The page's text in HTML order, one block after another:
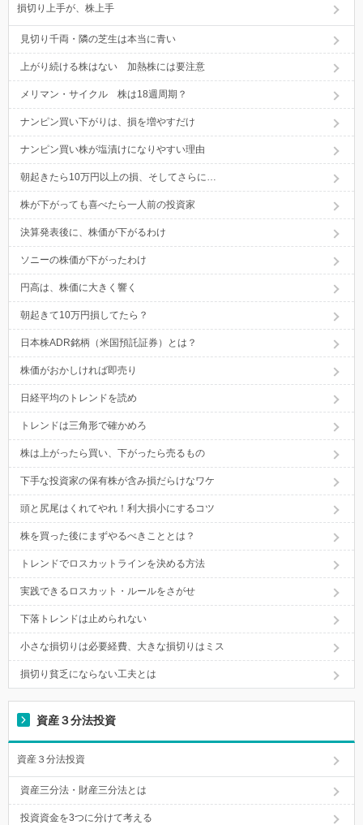
損切り上手が、株上手
見切り千両・隣の芝生は本当に青い
上がり続ける株はない 加熱株には要注意
メリマン・サイクル 株は18週周期？
ナンピン買い下がりは、損を増やすだけ
ナンピン買い株が塩漬けになりやすい理由
朝起きたら10万円以上の損、そしてさらに…
株が下がっても喜べたら一人前の投資家
決算発表後に、株価が下がるわけ
ソニーの株価が下がったわけ
円高は、株価に大きく響く
朝起きて10万円損してたら？
日本株ADR銘柄（米国預託証券）とは？
株価がおかしければ即売り
日経平均のトレンドを読め
トレンドは三角形で確かめろ
株は上がったら買い、下がったら売るもの
下手な投資家の保有株が含み損だらけなワケ
頭と尻尾はくれてやれ！利大損小にするコツ
株を買った後にまずやるべきこととは？
トレンドでロスカットラインを決める方法
実践できるロスカット・ルールをさがせ
下落トレンドは止められない
小さな損切りは必要経費、大きな損切りはミス
損切り貧乏にならない工夫とは
資産３分法投資
資産３分法投資
資産三分法・財産三分法とは
投資資金を3つに分けて考える